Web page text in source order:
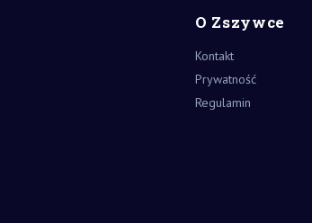
O Zszywce
Kontakt
Prywatność
Regulamin